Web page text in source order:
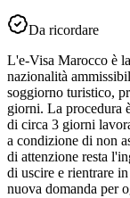
Da ricordare
L'e-Visa Marocco è
nazionalità
soggiorno turistico,
giorni. La procedura
di circa 3 giorni
a condizione di non
di attenzione resta
di uscire e rientrare
nuova domanda per